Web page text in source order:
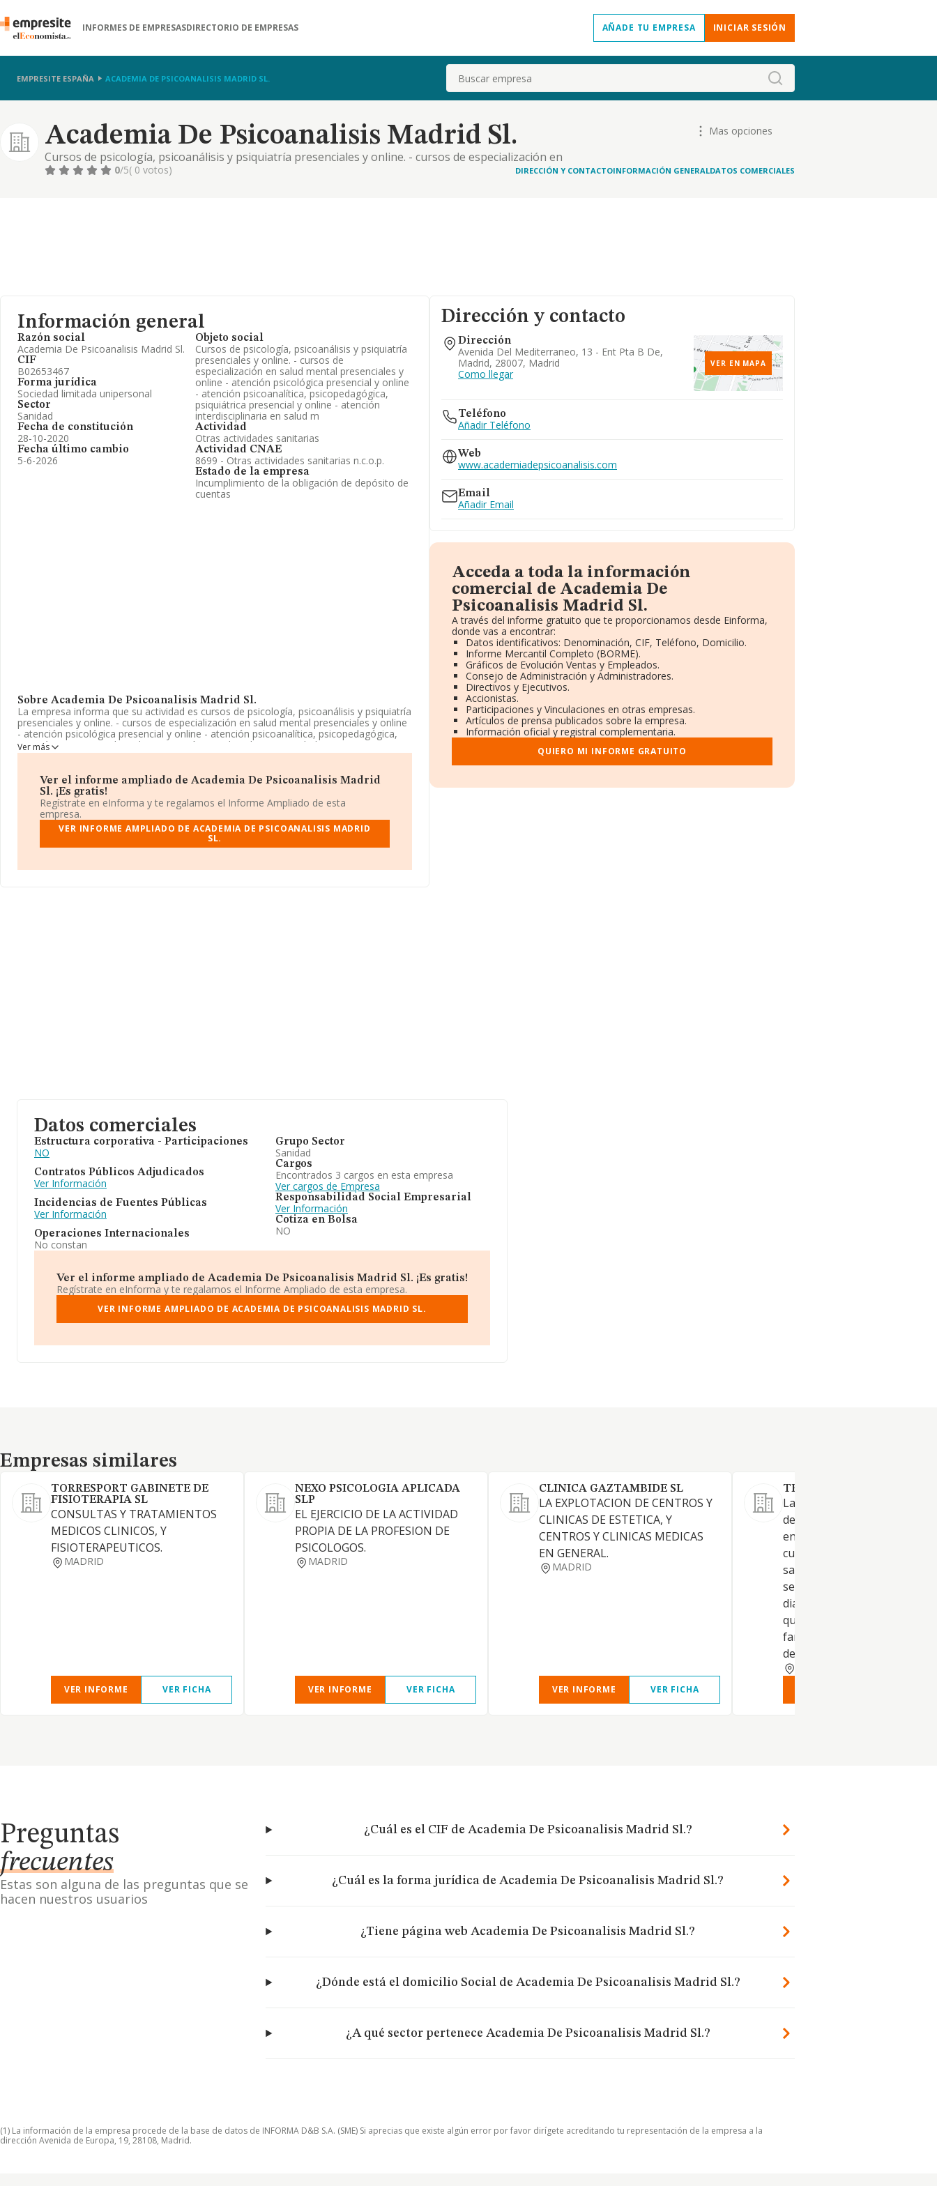
INFORMES DE EMPRESASDIRECTORIO DE EMPRESAS AÑADE TU EMPRESA INICIAR SESIÓN
EMPRESITE ESPAÑA ACADEMIA DE PSICOANALISIS MADRID SL. Buscar
Academia De Psicoanalisis Madrid Sl.
Cursos de psicología, psicoanálisis y psiquiatría presenciales y online. - cursos de especialización en
salud mental presenciales y online - atención psicológica presencial y online - atención psicoanalítica,
Mas opciones
0/5( 0 votos) DIRECCIÓN Y CONTACTOINFORMACIÓN GENERALDATOS COMERCIALES
Información general
Razón social
Academia De Psicoanalisis Madrid Sl.
CIF
B02653467
Forma jurídica
Sociedad limitada unipersonal
Sector
Sanidad
Fecha de constitución
28-10-2020
Fecha último cambio
5-6-2026
Objeto social
Cursos de psicología, psicoanálisis y psiquiatría
presenciales y online. - cursos de
especialización en salud mental presenciales y
online - atención psicológica presencial y online
- atención psicoanalítica, psicopedagógica,
psiquiátrica presencial y online - atención
interdisciplinaria en salud m
Actividad
Otras actividades sanitarias
Actividad CNAE
8699 - Otras actividades sanitarias n.c.o.p.
Estado de la empresa
Incumplimiento de la obligación de depósito de
cuentas
Sobre Academia De Psicoanalisis Madrid Sl.
La empresa informa que su actividad es cursos de psicología, psicoanálisis y psiquiatría
presenciales y online. - cursos de especialización en salud mental presenciales y online
- atención psicológica presencial y online - atención psicoanalítica, psicopedagógica,
psiquiátrica presencial y online - atención interdisciplinaria en salud m. La empresa
aparece inscrita en el Registro Mercantil como Sociedad Limitada. La actividad de
actividad en mercados exteriores.
La web eswww.academiadepsicoanalisis.com
La sociedadAcademia de Psicoanalisis Madrid S.L, con número de identificación
fiscal B02653467, está situada en Avenida Del Mediterraneo núm. 13 Ent Pta B De,
(28007), Madrid, Madrid.
En base a la información de la que dispone INFORMA sobre 15.196 compañías, la
Ver más
Ver el informe ampliado de Academia De Psicoanalisis Madrid
Sl. ¡Es gratis!
Regístrate en eInforma y te regalamos el Informe Ampliado de esta
empresa.
VER INFORME AMPLIADO DE ACADEMIA DE PSICOANALISIS MADRID
SL.
Dirección y contacto
Dirección
Avenida Del Mediterraneo, 13 - Ent Pta B De,
Madrid, 28007, Madrid
Como llegar
VER EN MAPA
Teléfono
Añadir Teléfono
Web
www.academiadepsicoanalisis.com
Email
Añadir Email
Acceda a toda la información
comercial de Academia De
Psicoanalisis Madrid Sl.
A través del informe gratuito que te proporcionamos desde Einforma,
donde vas a encontrar:
Datos identificativos: Denominación, CIF, Teléfono, Domicilio.
Informe Mercantil Completo (BORME).
Gráficos de Evolución Ventas y Empleados.
Consejo de Administración y Administradores.
Directivos y Ejecutivos.
Accionistas.
Participaciones y Vinculaciones en otras empresas.
Artículos de prensa publicados sobre la empresa.
Información oficial y registral complementaria.
QUIERO MI INFORME GRATUITO
Datos comerciales
Estructura corporativa - Participaciones
NO
Contratos Públicos Adjudicados
Ver Información
Incidencias de Fuentes Públicas
Ver Información
Operaciones Internacionales
No constan
Grupo Sector
Sanidad
Cargos
Encontrados 3 cargos en esta empresa
Ver cargos de Empresa
Responsabilidad Social Empresarial
Ver Información
Cotiza en Bolsa
NO
Ver el informe ampliado de Academia De Psicoanalisis Madrid Sl. ¡Es gratis!
Regístrate en eInforma y te regalamos el Informe Ampliado de esta empresa.
VER INFORME AMPLIADO DE ACADEMIA DE PSICOANALISIS MADRID SL.
Empresas similares
Empresas similares
TORRESPORT GABINETE DE
FISIOTERAPIA SL
CONSULTAS Y TRATAMIENTOS
MEDICOS CLINICOS, Y
FISIOTERAPEUTICOS.
MADRID
VER INFORME VER FICHA
NEXO PSICOLOGIA APLICADA
SLP
EL EJERCICIO DE LA ACTIVIDAD
PROPIA DE LA PROFESION DE
PSICOLOGOS.
MADRID
VER INFORME VER FICHA
CLINICA GAZTAMBIDE SL
LA EXPLOTACION DE CENTROS Y
CLINICAS DE ESTETICA, Y
CENTROS Y CLINICAS MEDICAS
EN GENERAL.
MADRID
VER INFORME VER FICHA
TRAUMA ASSISTANCE SL
La intermediación en la
de servicios de asistencia
enfermera, fisioterapeuta, o
cualquier otra especialidad
sanitaria, en su más amplio
sentido: preventivo,
diagnóstico, asistencial,
quirúrgico, ortopédico,
farmacéutico, de
de valoración y per.
Preguntas
frecuentes
Estas son alguna de las preguntas que se
hacen nuestros usuarios
¿Cuál es el CIF de Academia De Psicoanalisis Madrid Sl.?
¿Cuál es la forma jurídica de Academia De Psicoanalisis Madrid Sl.?
¿Tiene página web Academia De Psicoanalisis Madrid Sl.?
¿Dónde está el domicilio Social de Academia De Psicoanalisis Madrid Sl.?
¿A qué sector pertenece Academia De Psicoanalisis Madrid Sl.?
(1) La información de la empresa procede de la base de datos de INFORMA D&B S.A. (SME) Si aprecias que existe algún error por favor dirígete acreditando tu representación de la empresa a la
dirección Avenida de Europa, 19, 28108, Madrid.